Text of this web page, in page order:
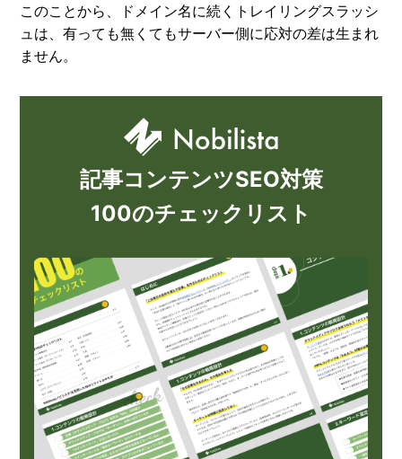
このことから、ドメイン名に続くトレイリングスラッシ
ュは、有っても無くてもサーバー側に応対の差は生まれ
ません。
記事コンテンツSEO対策
100のチェックリスト